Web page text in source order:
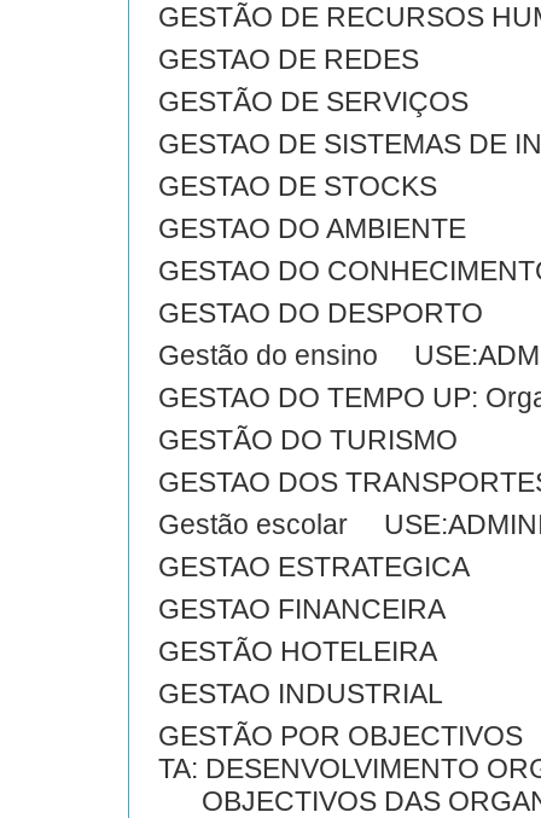
GESTÃO DE RECURSOS
GESTAO DE REDES
GESTÃO DE SERVIÇOS
GESTAO DE SISTEMAS DE
GESTAO DE STOCKS
GESTAO DO AMBIENTE
GESTAO DO
GESTAO DO DESPORTO
Gestão do ensino
GESTAO DO TEMPO UP:
GESTÃO DO TURISMO
GESTAO DOS
Gestão escolar
GESTAO ESTRATEGICA
GESTAO FINANCEIRA
GESTÃO HOTELEIRA
GESTAO INDUSTRIAL
GESTÃO POR OBJECTIVOS
TA: DESENVOLVIMENTO
OBJECTIVOS DAS